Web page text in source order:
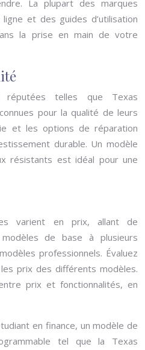
La plupart des marques
et des guides d’utilisation
la prise en main de votre
réputées telles que Texas
pour la qualité de leurs
et les options de réparation
durable. Un modèle
résistants est idéal pour une
varient en prix, allant de
de base à plusieurs
professionnels. Évaluez
prix des différents modèles.
prix et fonctionnalités, en
en finance, un modèle de
tel que la Texas